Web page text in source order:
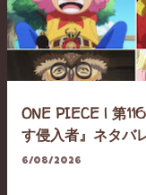
ONE PIECE | 第
す侵入者』ネタバ
6/08/2026